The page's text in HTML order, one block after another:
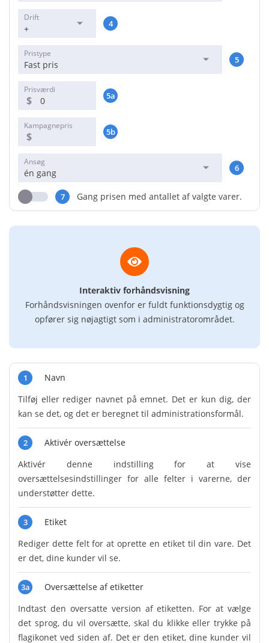
Drift
+ 4
Pristype
Fast pris 5
Prisværdi
$ 5a
Kampagnepris
$ 5b
Ansøg
én gang 6
7 Gang prisen med antallet af valgte varer.
Interaktiv forhåndsvisning
Forhåndsvisningen ovenfor er fuldt funktionsdygtig og
opfører sig nøjagtigt som i administratorområdet.
1
Navn
Tilføj eller rediger navnet på emnet. Det er kun dig, der
kan se det, og det er beregnet til administrationsformål.
2
Aktivér oversættelse
Aktivér denne indstilling for at vise
oversættelsesindstillinger for alle felter i varerne, der
understøtter dette.
3
Etiket
Rediger dette felt for at oprette en etiket til din vare. Det
er det, dine kunder vil se.
3a
Oversættelse af etiketter
Indtast den oversatte version af etiketten. For at vælge
det sprog, du vil oversætte, skal du klikke eller trykke på
flagikonet ved siden af. Det er den etiket, dine kunder vil